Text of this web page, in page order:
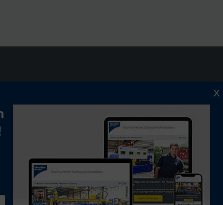
ServiceCenter
Compliance
x